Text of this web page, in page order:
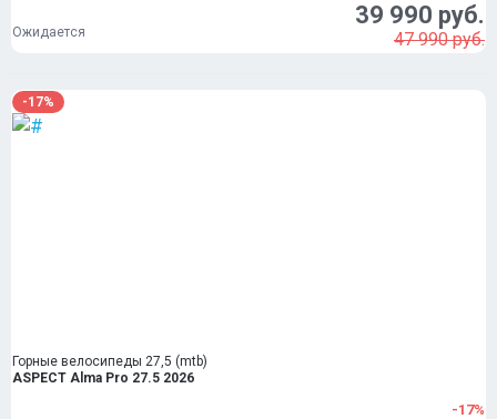
Ожидается
39 990 руб.
47 990 руб.
-17%
Горные велосипеды 27,5 (mtb)
ASPECT Alma Pro 27.5 2026
-17%